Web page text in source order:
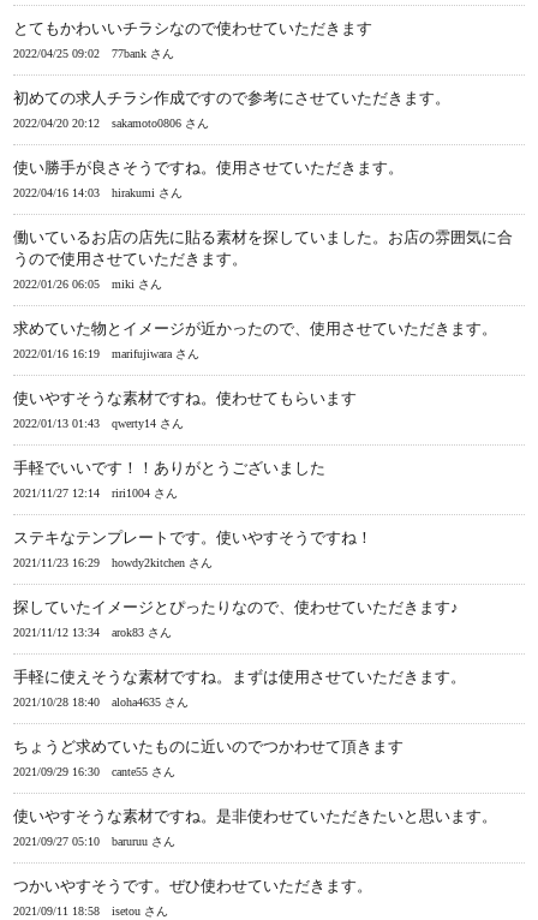
とてもかわいいチラシなので使わせていただきます
2022/04/25 09:02 77bank さん
初めての求人チラシ作成ですので参考にさせていただきます。
2022/04/20 20:12 sakamoto0806 さん
使い勝手が良さそうですね。使用させていただきます。
2022/04/16 14:03 hirakumi さん
働いているお店の店先に貼る素材を探していました。お店の雰囲気に合
うので使用させていただきます。
2022/01/26 06:05 miki さん
求めていた物とイメージが近かったので、使用させていただきます。
2022/01/16 16:19 marifujiwara さん
使いやすそうな素材ですね。使わせてもらいます
2022/01/13 01:43 qwerty14 さん
手軽でいいです！！ありがとうございました
2021/11/27 12:14 riri1004 さん
ステキなテンプレートです。使いやすそうですね！
2021/11/23 16:29 howdy2kitchen さん
探していたイメージとぴったりなので、使わせていただきます♪
2021/11/12 13:34 arok83 さん
手軽に使えそうな素材ですね。まずは使用させていただきます。
2021/10/28 18:40 aloha4635 さん
ちょうど求めていたものに近いのでつかわせて頂きます
2021/09/29 16:30 cante55 さん
使いやすそうな素材ですね。是非使わせていただきたいと思います。
2021/09/27 05:10 baruruu さん
つかいやすそうです。ぜひ使わせていただきます。
2021/09/11 18:58 isetou さん